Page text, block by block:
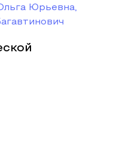
Юрьевна,